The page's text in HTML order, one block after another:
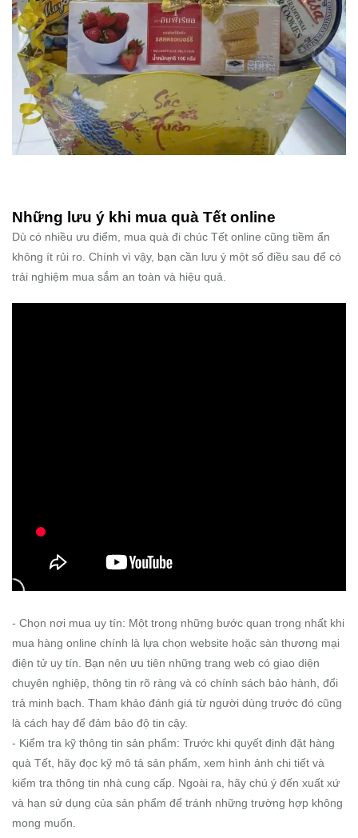
Những lưu ý khi mua quà Tết online
Dù có nhiều ưu điểm, mua quà đi chúc Tết online cũng tiềm ẩn
không ít rủi ro. Chính vì vậy, bạn cần lưu ý một số điều sau để có
trải nghiệm mua sắm an toàn và hiệu quả.
- Chọn nơi mua uy tín: Một trong những bước quan trọng nhất khi
mua hàng online chính là lựa chọn website hoặc sàn thương mại
điện tử uy tín. Bạn nên ưu tiên những trang web có giao diện
chuyên nghiệp, thông tin rõ ràng và có chính sách bảo hành, đổi
trả minh bạch. Tham khảo đánh giá từ người dùng trước đó cũng
là cách hay để đảm bảo độ tin cậy.
- Kiểm tra kỹ thông tin sản phẩm: Trước khi quyết định đặt hàng
quà Tết, hãy đọc kỹ mô tả sản phẩm, xem hình ảnh chi tiết và
kiểm tra thông tin nhà cung cấp. Ngoài ra, hãy chú ý đến xuất xứ
và hạn sử dụng của sản phẩm để tránh những trường hợp không
mong muốn.